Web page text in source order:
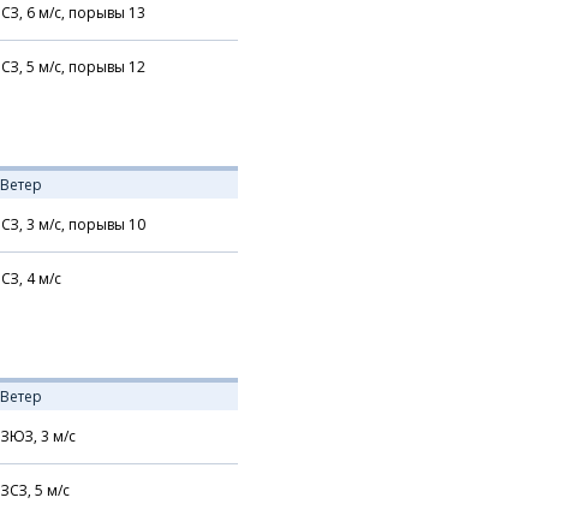
СЗ, 6м/с, порывы 13
СЗ, 5 м/с, порывы 12
Ветер
СЗ, 3 м/с, порывы 10
СЗ, 4м/с
Ветер
ЗЮЗ, 3 м/с
ЗСЗ, 5 м/с